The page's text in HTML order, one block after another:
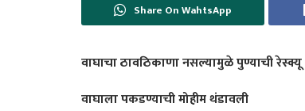
Share On WahtsApp
वाघाचा ठावठिकाणा नसल्यामुळे पुण्याची रेस्क्यू
वाघाला पकडण्याची मोहीम थंडावली